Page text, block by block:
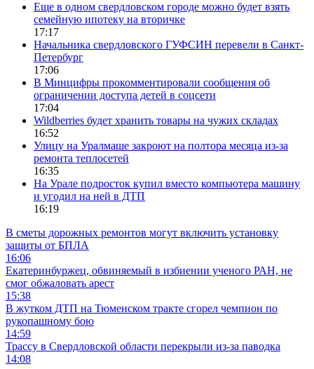
Еще в одном свердловском городе можно будет взять
семейную ипотеку на вторичке
17:17
Начальника свердловского ГУФСИН перевели в Санкт-
Петербург
17:06
В Минцифры прокомментировали сообщения об
ограничении доступа детей в соцсети
17:04
Wildberries будет хранить товары на чужих складах
16:52
Улицу на Уралмаше закроют на полтора месяца из-за
ремонта теплосетей
16:35
На Урале подросток купил вместо компьютера машину
и угодил на ней в ДТП
16:19
В сметы дорожных ремонтов могут включить установку
защиты от БПЛА
16:06
Екатеринбуржец, обвиняемый в избиении ученого РАН, не
смог обжаловать арест
15:38
В жутком ДТП на Тюменском тракте сгорел чемпион по
рукопашному бою
14:59
Трассу в Свердловской области перекрыли из-за паводка
14:08